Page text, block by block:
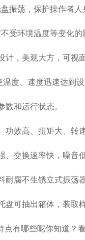
荡，保护操作者人
环境温度等变化的
美观大方，可视
、速度迅速达到设
和运行状态。
效高、扭矩大、转速
交换速率快，噪音低
不生锈立式振荡
抽出箱体，装取
点有哪些呢你知道？